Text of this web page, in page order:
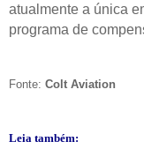
atualmente a única
programa de
Fonte: Colt Aviation
Leia também: